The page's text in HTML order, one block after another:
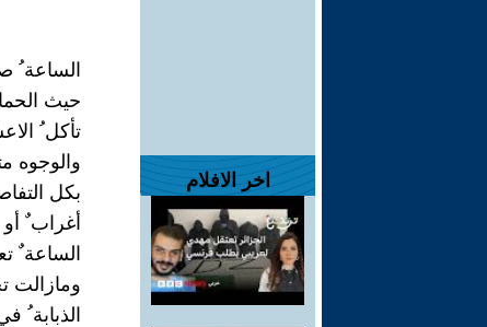
اخر الافلام
الساعة
حيث
تأكل
والوجوه
بكل
أغراب
الساعة
ومازالت
الذبابة